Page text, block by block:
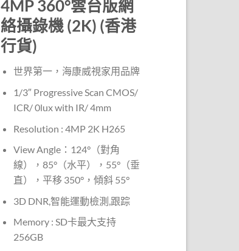
4MP 360°雲台版網
絡攝錄機 (2K) (香港
行貨)
世界第一，海康威視家用品牌
1/3″ Progressive Scan CMOS/
ICR/ 0lux with IR/ 4mm
Resolution : 4MP 2K H265
View Angle：124°（對角
線），85°（水平），55°（垂
直），平移 350°，傾斜 55°
3D DNR,智能運動檢測,跟踪
Memory : SD卡最大支持
256GB